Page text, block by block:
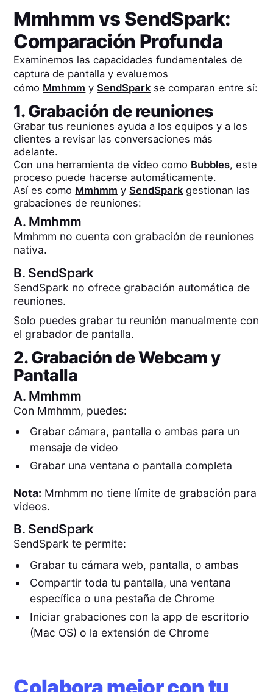
Mmhmmvs SendSpark:
Comparación Profunda
Examinemos las capacidades fundamentales de
captura de pantalla y evaluemos
cómo Mmhmm ySendSpark se comparan entre sí:
1. Grabación de reuniones
Grabar tus reuniones ayuda a los equipos y a los
clientes a revisar las conversaciones más
adelante.
Con una herramienta de video como Bubbles, este
proceso puede hacerse automáticamente.
Así es como Mmhmm ySendSpark gestionan las
grabaciones de reuniones:
A. Mmhmm
Mmhmm no cuenta con grabación de reuniones
nativa.
B. SendSpark
SendSpark no ofrece grabación automática de
reuniones.
Solo puedes grabar tu reunión manualmente con
el grabador de pantalla.
2. Grabación de Webcam y
Pantalla
A. Mmhmm
Con Mmhmm, puedes:
Grabar cámara, pantalla o ambas para un
mensaje de video
Grabar una ventana o pantalla completa
Nota: Mmhmm no tiene límite de grabación para
videos.
B. SendSpark
SendSpark te permite:
Grabar tu cámara web, pantalla, o ambas
Compartir toda tu pantalla, una ventana
específica o una pestaña de Chrome
Iniciar grabaciones con la app de escritorio
(Mac OS) o la extensión de Chrome